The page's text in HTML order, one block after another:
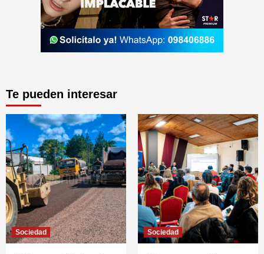
Te pueden interesar
Sociedad Sociedad